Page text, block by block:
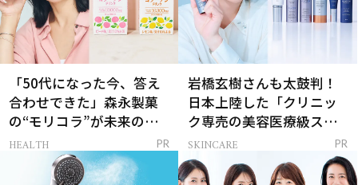
「50代になった今、答え
合わせできた」森永製菓
の“モリコラ”が未来のキ
レイを連れてくる！
HEALTH PR
岩橋玄樹さんも太鼓判！
日本上陸した「クリニッ
ク専売の美容医療級スキ
ンケア」
SKINCARE PR